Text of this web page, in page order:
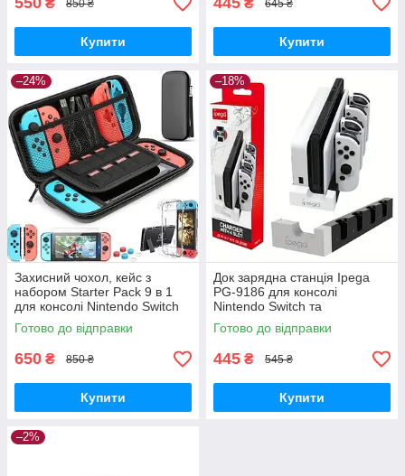
₴ 850 ₴
Купити
₴ 645 ₴
Купити
–24%
Захисний чохол, кейс з
набором Starter Pack 9 в 1
для консолі Nintendo Switch
OLED
Готово до відправки
650 ₴ 850 ₴
Купити
–18%
Док зарядна станція Ipega
PG-9186 для консолі
Nintendo Switch та
контролерів
Готово до відправки
445 ₴ 545 ₴
Купити
–2%